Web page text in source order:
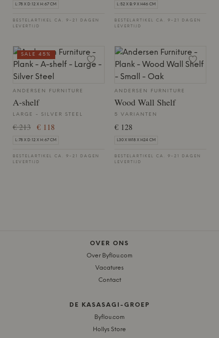
L:78 X D:12 X H:67 CM
BESTELARTIKEL CA. 9-21 DAGEN
LEVERTIJD
L:52 X B:9 X H46 CM
BESTELARTIKEL CA. 9-21 DAGEN
LEVERTIJD
ANDERSEN FURNITURE
A-shelf
LARGE - SILVER STEEL
€ 213 € 118
L:78 X D:12 X H:67 CM
BESTELARTIKEL CA. 9-21 DAGEN
LEVERTIJD
SALE 45%
ANDERSEN FURNITURE
Wood Wall Shelf
5 VARIANTEN
€ 128
L30 X W18 X H24 CM
BESTELARTIKEL CA. 9-21 DAGEN
LEVERTIJD
OVER ONS
Over Byflou.com
Vacatures
Contact
DE KASASAGI-GROEP
Byflou.com
Hollys Store